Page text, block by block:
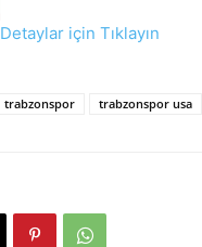
Detaylar için Tıklayın
trabzonspor trabzonspor usa